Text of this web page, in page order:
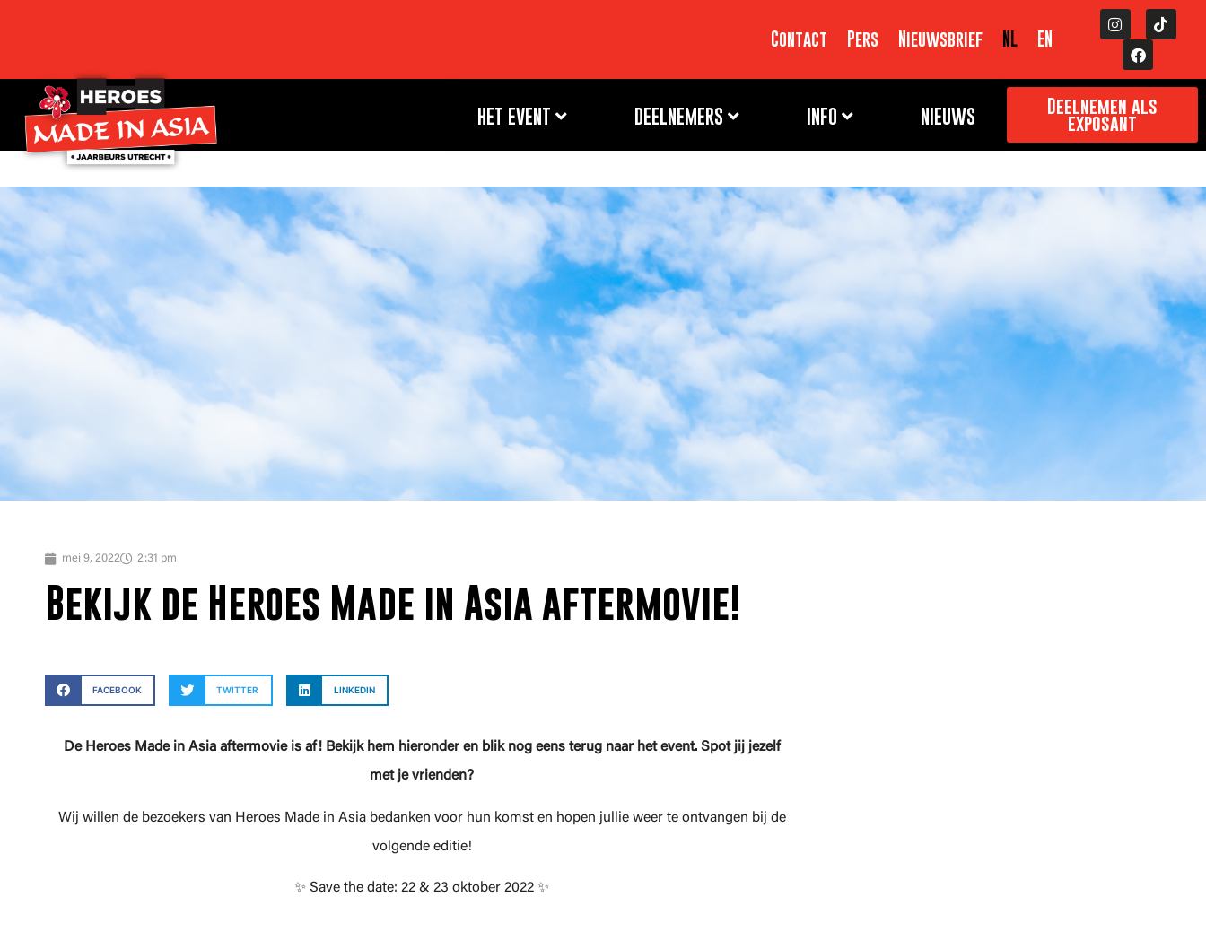
Contact Pers Nieuwsbrief NL EN
HET EVENT DEELNEMERS INFO NIEUWS Deelnemen als
exposant
mei 9, 2022 2:31 pm
Bekijk de Heroes Made in Asia aftermovie!
FACEBOOK TWITTER LINKEDIN
De Heroes Made in Asia aftermovie is af! Bekijk hem hieronder en blik nog eens terug naar het event. Spot jij jezelf
met je vrienden?
Wij willen de bezoekers van Heroes Made in Asia bedanken voor hun komst en hopen jullie weer te ontvangen bij de
volgende editie!
✨️ Save the date: 22 & 23 oktober 2022 ✨️